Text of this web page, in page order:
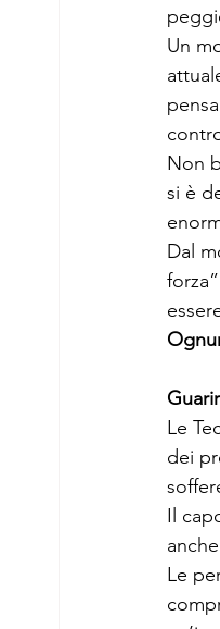
Un
Non
si è
Dal
Le
dei
Il
Le